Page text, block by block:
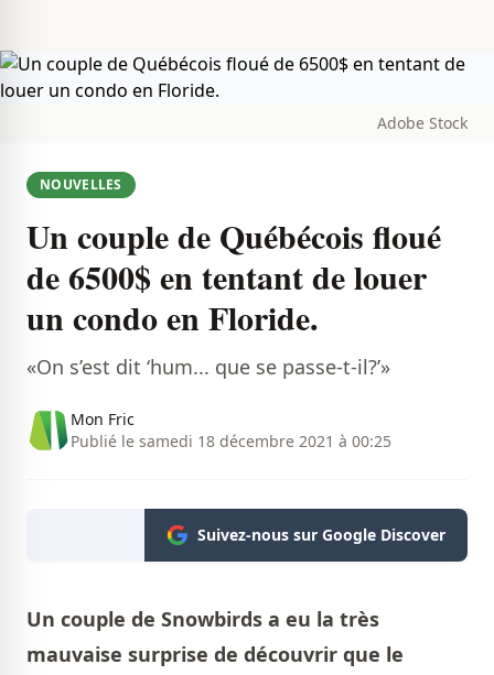
Adobe Stock
NOUVELLES
Un couple de Québécois floué
de 6500$ en tentant de louer
un condo en Floride.
«On s’est dit ‘hum... que se passe-t-il?’»
Mon Fric
Publié le samedi 18 décembre 2021 à 00:25
Suivez-nous sur Google Discover
Un couple de Snowbirds a eu la très
mauvaise surprise de découvrir que le